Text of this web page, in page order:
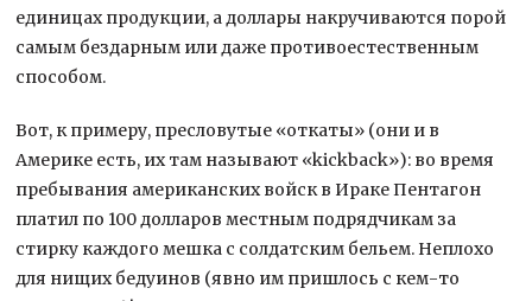
единицах продукции, а доллары накручиваются порой
самым бездарным или даже противоестественным
способом.
Вот, к примеру, пресловутые «откаты» (они и в
Америке есть, их там называют «kickback»): во время
пребывания американских войск в Ираке Пентагон
платил по 100 долларов местным подрядчикам за
стирку каждого мешка с солдатским бельем. Неплохо
для нищих бедуинов (явно им пришлось с кем-то